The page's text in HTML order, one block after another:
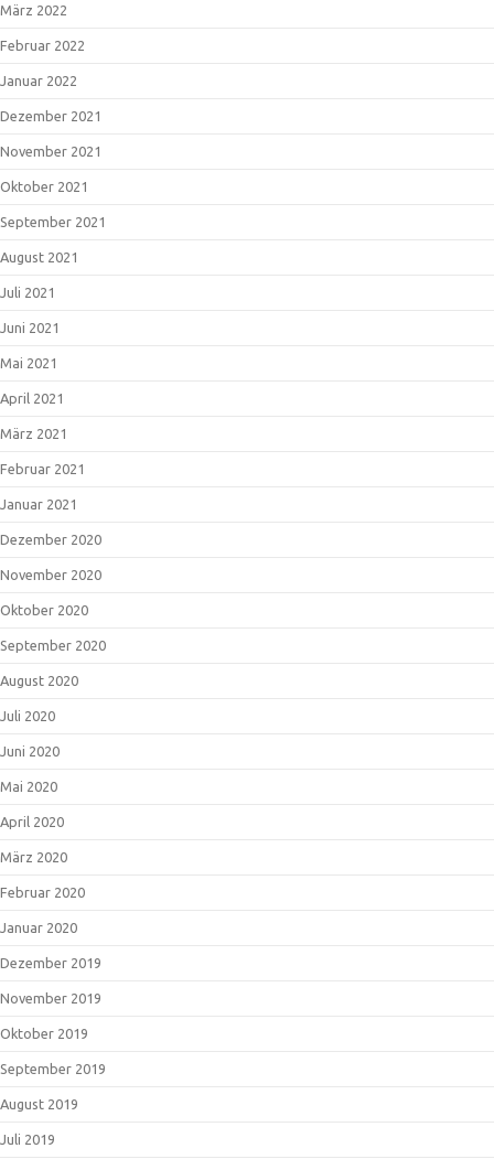
März 2022
Februar 2022
Januar 2022
Dezember 2021
November 2021
Oktober 2021
September 2021
August 2021
Juli 2021
Juni 2021
Mai 2021
April 2021
März 2021
Februar 2021
Januar 2021
Dezember 2020
November 2020
Oktober 2020
September 2020
August 2020
Juli 2020
Juni 2020
Mai 2020
April 2020
März 2020
Februar 2020
Januar 2020
Dezember 2019
November 2019
Oktober 2019
September 2019
August 2019
Juli 2019